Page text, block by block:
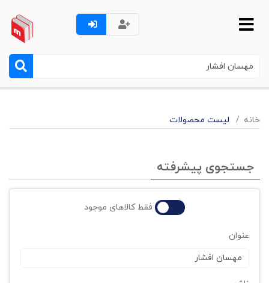
خانه لیست محصولات
جستجوی پیشرفته
فقط کالاهای موجود
عنوان